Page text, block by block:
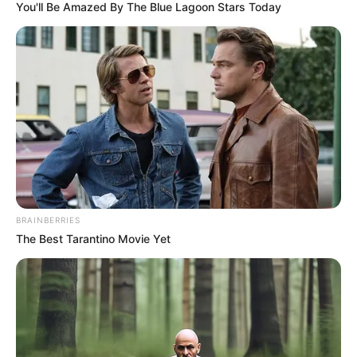
TEMAS RELACIONADOS
CÚCUTA
CÚCUTA DEPORTIVO
PRESIDENTE IVAN DUQUE
MANTÉNGASE EN ALERTA
Tenemos todas las noticias que le
interesan. Para estar bien informado, por
favor, active las notificaciones de Alerta.
ACTIVAR AHORA
TEMAS DESTACADOS
You'll Be Amazed By The Blue Lagoon Stars Today
BRAINBERRIES
The Best Tarantino Movie Yet